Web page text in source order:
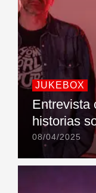
JUKEBOX
Entrevista
historias
08/04/2025